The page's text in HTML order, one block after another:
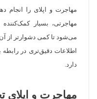
مهاجرت و اپلای را انجام
مهاجرتی، بسیار
می‌شود تا کمی دشوارتر از
اطلاعات دقیق‌تری در
دارد.
مهاجرت و